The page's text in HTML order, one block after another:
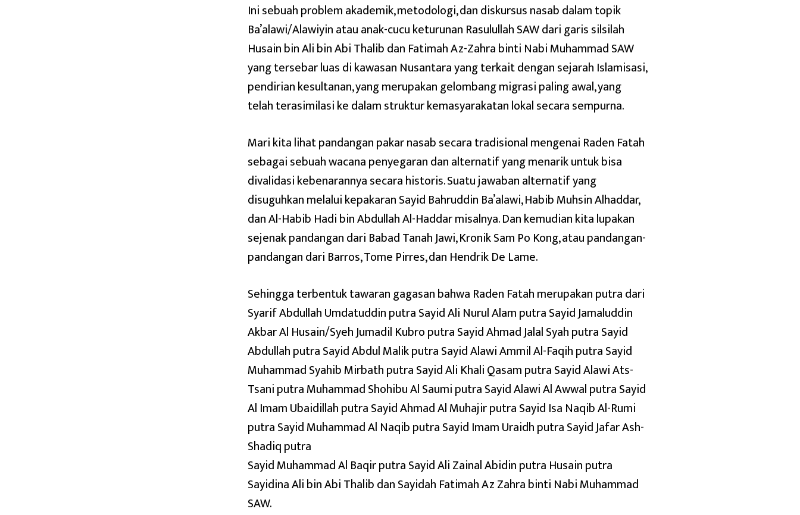
Ini sebuah problem akademik, metodologi, dan diskursus nasab dalam topik
Ba’alawi/Alawiyin atau anak-cucu keturunan Rasulullah SAW dari garis silsilah
Husain bin Ali bin Abi Thalib dan Fatimah Az-Zahra binti Nabi Muhammad SAW
yang tersebar luas di kawasan Nusantara yang terkait dengan sejarah Islamisasi,
pendirian kesultanan, yang merupakan gelombang migrasi paling awal, yang
telah terasimilasi ke dalam struktur kemasyarakatan lokal secara sempurna.
Mari kita lihat pandangan pakar nasab secara tradisional mengenai Raden Fatah
sebagai sebuah wacana penyegaran dan alternatif yang menarik untuk bisa
divalidasi kebenarannya secara historis. Suatu jawaban alternatif yang
disuguhkan melalui kepakaran Sayid Bahruddin Ba’alawi, Habib Muhsin Alhaddar,
dan Al-Habib Hadi bin Abdullah Al-Haddar misalnya. Dan kemudian kita lupakan
sejenak pandangan dari Babad Tanah Jawi, Kronik Sam Po Kong, atau pandangan-
pandangan dari Barros, Tome Pirres, dan Hendrik De Lame.
Sehingga terbentuk tawaran gagasan bahwa Raden Fatah merupakan putra dari
Syarif Abdullah Umdatuddin putra Sayid Ali Nurul Alam putra Sayid Jamaluddin
Akbar Al Husain/Syeh Jumadil Kubro putra Sayid Ahmad Jalal Syah putra Sayid
Abdullah putra Sayid Abdul Malik putra Sayid Alawi Ammil Al-Faqih putra Sayid
Muhammad Syahib Mirbath putra Sayid Ali Khali Qasam putra Sayid Alawi Ats-
Tsani putra Muhammad Shohibu Al Saumi putra Sayid Alawi Al Awwal putra Sayid
Al Imam Ubaidillah putra Sayid Ahmad Al Muhajir putra Sayid Isa Naqib Al-Rumi
putra Sayid Muhammad Al Naqib putra Sayid Imam Uraidh putra Sayid Jafar Ash-
Shadiq putra
Sayid Muhammad Al Baqir putra Sayid Ali Zainal Abidin putra Husain putra
Sayidina Ali bin Abi Thalib dan Sayidah Fatimah Az Zahra binti Nabi Muhammad
SAW.